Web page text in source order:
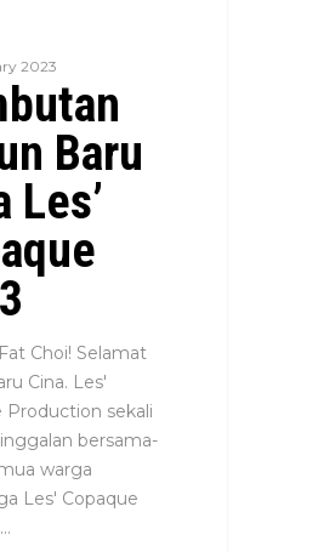
2023
Baru
Les’
Choi! Selamat
Cina. Les'
Production sekali
bersama-
warga
Les' Copaque